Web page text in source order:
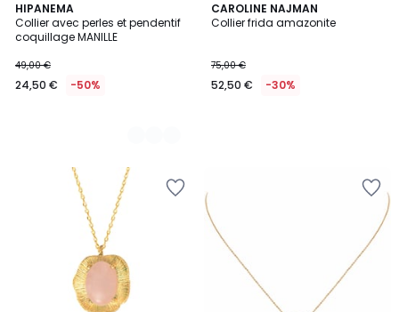
HIPANEMA
Collier avec perles et pendentif
coquillage MANILLE
49,00 €
24,50 € -50%
4
Couleurs
CAROLINE NAJMAN
Collier frida amazonite
75,00 €
52,50 € -30%